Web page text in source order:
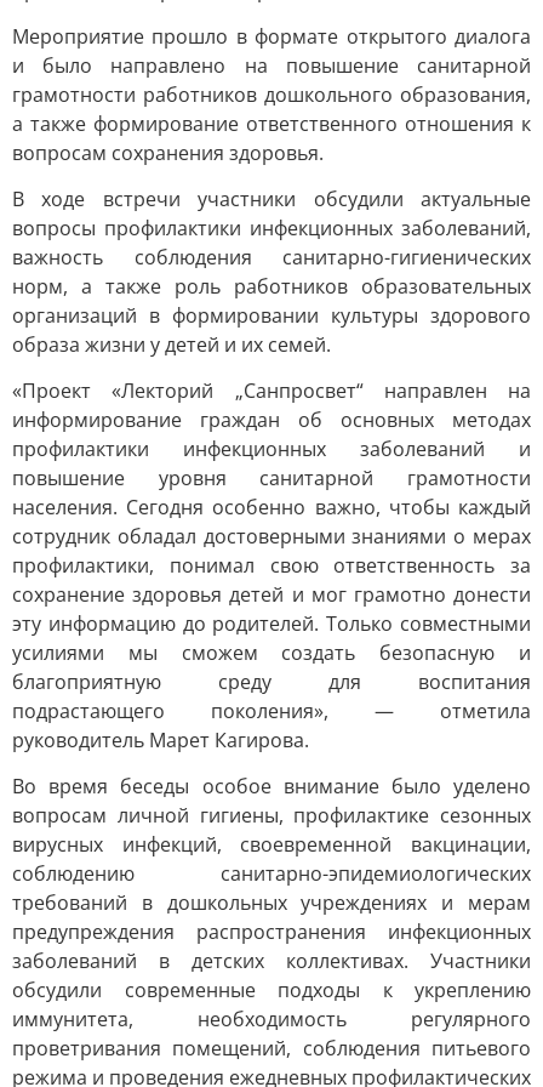
Мероприятие прошло в формате открытого диалога
и было направлено на повышение санитарной
грамотности работников дошкольного образования,
а также формирование ответственного отношения к
вопросам сохранения здоровья.
В ходе встречи участники обсудили актуальные
вопросы профилактики инфекционных заболеваний,
важность соблюдения санитарно-гигиенических
норм, а также роль работников образовательных
организаций в формировании культуры здорового
образа жизни у детей и их семей.
«Проект «Лекторий „Санпросвет“ направлен на
информирование граждан об основных методах
профилактики инфекционных заболеваний и
повышение уровня санитарной грамотности
населения. Сегодня особенно важно, чтобы каждый
сотрудник обладал достоверными знаниями о мерах
профилактики, понимал свою ответственность за
сохранение здоровья детей и мог грамотно донести
эту информацию до родителей. Только совместными
усилиями мы сможем создать безопасную и
благоприятную среду для воспитания
подрастающего поколения», — отметила
руководитель Марет Кагирова.
Во время беседы особое внимание было уделено
вопросам личной гигиены, профилактике сезонных
вирусных инфекций, своевременной вакцинации,
соблюдению санитарно-эпидемиологических
требований в дошкольных учреждениях и мерам
предупреждения распространения инфекционных
заболеваний в детских коллективах. Участники
обсудили современные подходы к укреплению
иммунитета, необходимость регулярного
проветривания помещений, соблюдения питьевого
режима и проведения ежедневных профилактических